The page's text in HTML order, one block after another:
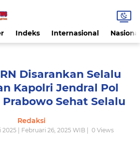
Indeks Internasional
Disarankan Selalu
Kapolri Jendral Pol
Sehat Selalu
Redaksi
| Februari 26, 2025 WIB | 0Views